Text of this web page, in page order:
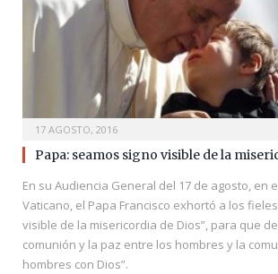
17 AGOSTO, 2016
Papa: seamos signo visible de la
En su Audiencia General del 17 de agosto, en
Vaticano, el Papa Francisco exhortó a los
visible de la misericordia de Dios”, para que
comunión y la paz entre los hombres y la
hombres con Dios”.